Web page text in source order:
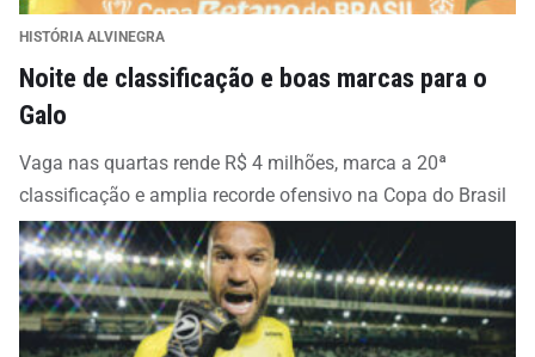
HISTÓRIA ALVINEGRA
Noite de classificação e boas marcas para o
Galo
Vaga nas quartas rende R$ 4 milhões, marca a 20ª
classificação e amplia recorde ofensivo na Copa do Brasil